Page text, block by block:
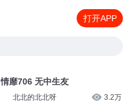
打开APP
情靡706 无中生友
北北的北北呀 3.2万